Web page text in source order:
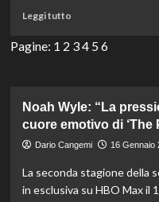
Reilly
nuovo
Leggi tuttoLeggi
più
Me
Lies
il
College
apre
Pagine: 1 2 34 5 6
Noah Wyle: “La
cuore emotivo di ‘The
Dario Cangemi 16 Gennaio
La seconda stagione della
in esclusiva su HBO Max il